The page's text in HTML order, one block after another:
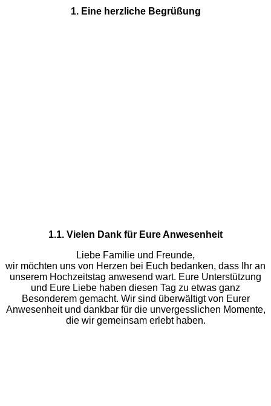
1. Eine herzliche Begrüßung
1.1. Vielen Dank für Eure Anwesenheit
Liebe Familie und Freunde,
wir möchten uns von Herzen bei Euch bedanken, dass Ihr an
unserem Hochzeitstag anwesend wart. Eure Unterstützung
und Eure Liebe haben diesen Tag zu etwas ganz
Besonderem gemacht. Wir sind überwältigt von Eurer
Anwesenheit und dankbar für die unvergesslichen Momente,
die wir gemeinsam erlebt haben.